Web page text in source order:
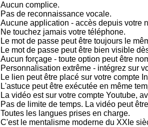
Aucun complice.
Pas de reconnaissance vocale.
Aucune application - accès depuis votre
Ne touchez jamais votre téléphone.
Le mot de passe peut être toujours le
Le mot de passe peut être bien visible
Aucun forçage - toute option peut être
Personnalisation extrême - intégrez sur
Le lien peut être placé sur votre compte
L'astuce peut être exécutée en même
La vidéo est sur votre compte Youtube,
Pas de limite de temps. La vidéo peut
Toutes les langues prises en charge.
C'est le mentalisme moderne du XXIe